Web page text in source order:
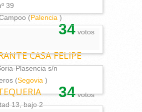
39
(Palencia )
34 votos
CASA FELIPE
Plasencia s/n
(Segovia )
34votos
13, bajo 2